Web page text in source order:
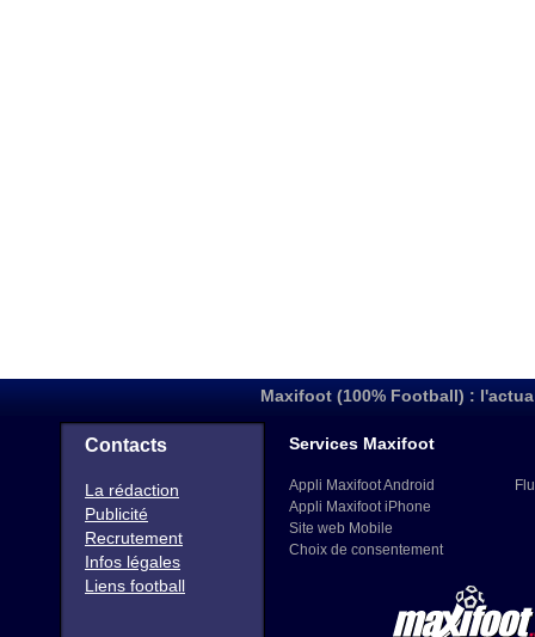
Maxifoot (100% Football) :
Contacts
La rédaction
Publicité
Recrutement
Infos légales
Liens football
Services Maxifoot
Appli Maxifoot Android
Appli Maxifoot iPhone
Site web Mobile
Choix de consentement